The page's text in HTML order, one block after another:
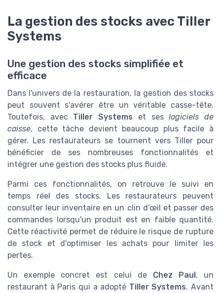
La gestion des stocks avec Tiller
Systems
Une gestion des stocks simplifiée et
efficace
Dans l'univers de la restauration, la gestion des stocks
peut souvent s'avérer être un véritable casse-tête.
Toutefois, avec Tiller Systems et seslogiciels de
caisse, cette tâche devient beaucoup plus facile à
gérer. Les restaurateurs se tournent vers Tiller pour
bénéficier de ses nombreuses fonctionnalités et
intégrer une gestion des stocks plus fluide.
Parmi ces fonctionnalités, on retrouve le suivi en
temps réel des stocks. Les restaurateurs peuvent
consulter leur inventaire en un clin d’œil et passer des
commandes lorsqu'un produit est en faible quantité.
Cette réactivité permet de réduire le risque de rupture
de stock et d'optimiser les achats pour limiter les
pertes.
Un exemple concret est celui de Chez Paul, un
restaurant à Paris qui a adopté Tiller Systems. Avant